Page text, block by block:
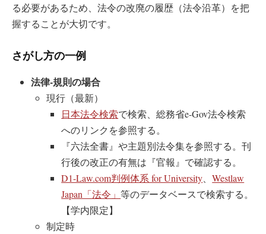
る必要があるため、法令の改廃の履歴（法令沿革）を把
握することが大切です。
さがし方の一例
法律-規則の場合
現行（最新）
日本法令検索で検索、総務省e-Gov法令検索
へのリンクを参照する。
『六法全書』や主題別法令集を参照する。刊
行後の改正の有無は『官報』で確認する。
D1-Law.com判例体系 for University 、Westlaw
Japan「法令」等のデータベースで検索する。
【学内限定】
制定時